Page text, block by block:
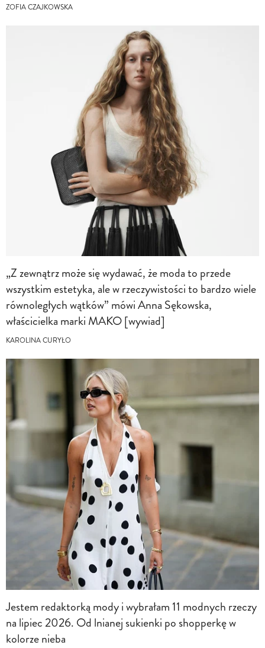
ZOFIA CZAJKOWSKA
„Z zewnątrz może się wydawać, że moda to przede
wszystkim estetyka, ale w rzeczywistości to bardzo wiele
równoległych wątków” mówi Anna Sękowska,
właścicielka marki MAKO [wywiad]
KAROLINA CURYŁO
Jestem redaktorką mody i wybrałam 11 modnych rzeczy
na lipiec 2026. Od lnianej sukienki po shopperkę w
kolorze nieba